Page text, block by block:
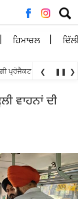
for:
ਹਿਮਾਚਲ
ਪ੍ਰੋਜੈਕਟ ਨੂੰ ਜਲਦ ਮੁੜ ਅਲਾਟ
❮ ❚❚ ❯
ਵਾਹਨਾਂ ਦੀ